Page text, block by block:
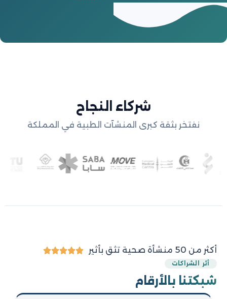
شركاء النجاح
نفتخر بثقة كبرى المنشآت الطبية في المملكة
أكثر من 50 منشأة صحية تثق بأثير 




5/5
أثر الشراكات
شبكتنا بالأرقام